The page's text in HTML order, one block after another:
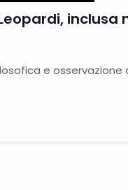
inclusa
e